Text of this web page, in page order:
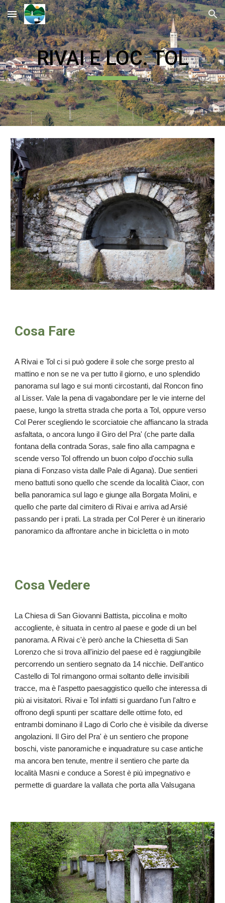
Skip to main content Skip to navigation
RIVAI E LOC. TOL
Cosa Fare
A Rivai e Tol ci si può godere il sole che sorge presto al
mattino e non se ne va per tutto il giorno, e uno splendido
panorama sul lago e sui monti circostanti, dal Roncon fino
al Lisser. Vale la pena di vagabondare per le vie interne del
paese, lungo la stretta strada che porta a Tol, oppure verso
Col Perer scegliendo le scorciatoie che affiancano la strada
asfaltata, o ancora lungo il Giro del Pra' (che parte dalla
fontana della contrada Soras, sale fino alla campagna e
scende verso Tol offrendo un buon colpo d'occhio sulla
piana di Fonzaso vista dalle Pale di Agana). Due sentieri
meno battuti sono quello che scende da località Ciaor, con
bella panoramica sul lago e giunge alla Borgata Molini, e
quello che parte dal cimitero di Rivai e arriva ad Arsié
passando per i prati. La strada per Col Perer è un itinerario
panoramico da affrontare anche in bicicletta o in moto
Cosa Vedere
La Chiesa di San Giovanni Battista, piccolina e molto
accogliente, è situata in centro al paese e gode di un bel
panorama. A Rivai c'è però anche la Chiesetta di San
Lorenzo che si trova all'inizio del paese ed è raggiungibile
percorrendo un sentiero segnato da 14 nicchie. Dell'antico
Castello di Tol rimangono ormai soltanto delle invisibili
tracce, ma è l'aspetto paesaggistico quello che interessa di
più ai visitatori. Rivai e Tol infatti si guardano l'un l'altro e
offrono degli spunti per scattare delle ottime foto, ed
entrambi dominano il Lago di Corlo che è visibile da diverse
angolazioni. Il Giro del Pra' è un sentiero che propone
boschi, viste panoramiche e inquadrature su case antiche
ma ancora ben tenute, mentre il sentiero che parte da
località Masni e conduce a Sorest è più impegnativo e
permette di guardare la vallata che porta alla Valsugana